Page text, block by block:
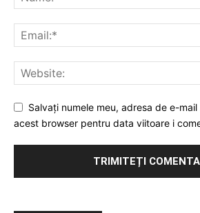
Salvați numele meu, adresa de e-
acest browser pentru data viitoare i